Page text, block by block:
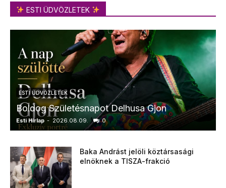
ESTI ÜDVÖZLETEK
ESTI ÜDVÖZLETEK
Boldog Születésnapot Delhusa Gjon
Esti Hírlap - 2026.08.09. 0
Baka Andrást jelöli köztársasági
elnöknek a TISZA-frakció